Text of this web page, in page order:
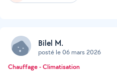
Bilel M.
posté le 06 mars 2026
Chauffage - Climatisation